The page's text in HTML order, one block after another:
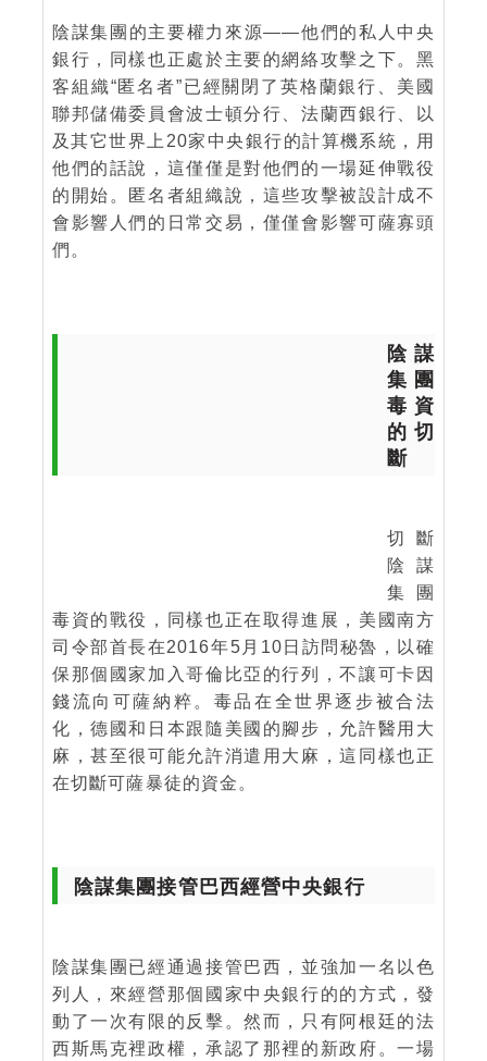
陰謀集團的主要權力來源——他們的私人中央
銀行，同樣也正處於主要的網絡攻擊之下。黑
客組織“匿名者”已經關閉了英格蘭銀行、美國
聯邦儲備委員會波士頓分行、法蘭西銀行、以
及其它世界上20家中央銀行的計算機系統，用
他們的話說，這僅僅是對他們的一場延伸戰役
的開始。匿名者組織說，這些攻擊被設計成不
會影響人們的日常交易，僅僅會影響可薩寡頭
們。
陰謀
集團
毒資
的切
斷
切斷
陰謀
集團
毒資的戰役，同樣也正在取得進展，美國南方
司令部首長在2016年5月10日訪問秘魯，以確
保那個國家加入哥倫比亞的行列，不讓可卡因
錢流向可薩納粹。毒品在全世界逐步被合法
化，德國和日本跟隨美國的腳步，允許醫用大
麻，甚至很可能允許消遣用大麻，這同樣也正
在切斷可薩暴徒的資金。
陰謀集團接管巴西經營中央銀行
陰謀集團已經通過接管巴西，並強加一名以色
列人，來經營那個國家中央銀行的的方式，發
動了一次有限的反擊。然而，只有阿根廷的法
西斯馬克裡政權，承認了那裡的新政府。一場